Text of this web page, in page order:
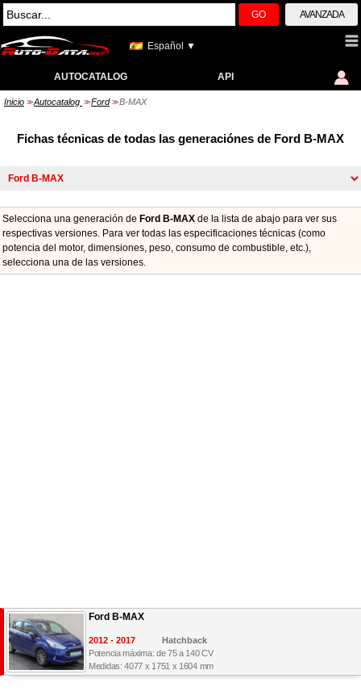
GO AVANZADA
Español ▼
AUTOCATALOG API
Inicio >> Autocatalog >> Ford >> B-MAX
Fichas técnicas de todas las generaciónes de Ford B-MAX
Selecciona una generación de Ford B-MAX de la lista de abajo para ver sus
respectivas versiones. Para ver todas las especificaciones técnicas (como
potencia del motor, dimensiones, peso, consumo de combustible, etc.),
seleccionа una de las versiones.
Ford B-MAX
2012 - 2017
Hatchback
Potencia máxima: de 75 a 140 CV
Medidas: 4077 x 1751 x 1604 mm